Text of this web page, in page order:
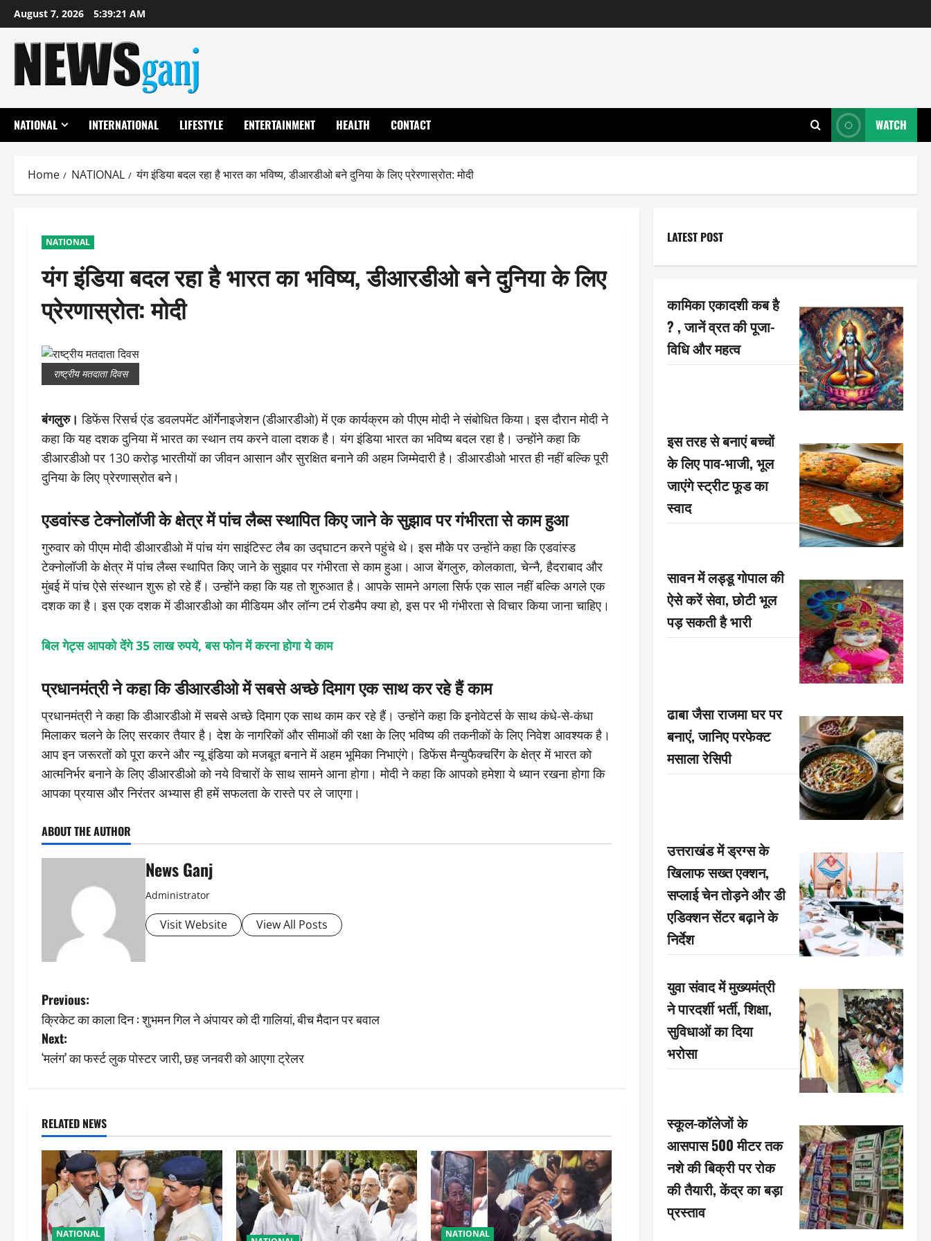
Skip
to
content
August 7, 2026 5:39:22 AM
NATIONAL INTERNATIONAL LIFESTYLE ENTERTAINMENT HEALTH CONTACT WATCH
Home NATIONAL यंग इंडिया बदल रहा है भारत का भविष्य, डीआरडीओ बने दुनिया के लिए प्रेरणास्रोत: मोदी
NATIONAL
यंग इंडिया बदल रहा है भारत का भविष्य, डीआरडीओ बने दुनिया के लिए
प्रेरणास्रोत: मोदी
राष्ट्रीय मतदाता दिवस
बंगलुरु। डिफेंस रिसर्च एंड डवलपमेंट ऑर्गेनाइजेशन (डीआरडीओ) में एक कार्यक्रम को पीएम मोदी ने संबोधित किया। इस दौरान मोदी ने
कहा कि यह दशक दुनिया में भारत का स्थान तय करने वाला दशक है। यंग इंडिया भारत का भविष्य बदल रहा है। उन्होंने कहा कि
डीआरडीओ पर 130 करोड़ भारतीयों का जीवन आसान और सुरक्षित बनाने की अहम जिम्मेदारी है। डीआरडीओ भारत ही नहीं बल्कि पूरी
दुनिया के लिए प्रेरणास्रोत बने।
एडवांस्ड टेक्नोलॉजी के क्षेत्र में पांच लैब्स स्थापित किए जाने के सुझाव पर गंभीरता से काम हुआ
गुरुवार को पीएम मोदी डीआरडीओ में पांच यंग साइंटिस्ट लैब का उद्घाटन करने पहुंचे थे। इस मौके पर उन्होंने कहा कि एडवांस्ड
टेक्नोलॉजी के क्षेत्र में पांच लैब्स स्थापित किए जाने के सुझाव पर गंभीरता से काम हुआ। आज बेंगलुरु, कोलकाता, चेन्नै, हैदराबाद और
मुंबई में पांच ऐसे संस्थान शुरू हो रहे हैं। उन्होंने कहा कि यह तो शुरुआत है। आपके सामने अगला सिर्फ एक साल नहीं बल्कि अगले एक
दशक का है। इस एक दशक में डीआरडीओ का मीडियम और लॉन्ग टर्म रोडमैप क्या हो, इस पर भी गंभीरता से विचार किया जाना चाहिए।
बिल गेट्स आपको देंगे 35 लाख रुपये, बस फोन में करना होगा ये काम
प्रधानमंत्री ने कहा कि डीआरडीओ में सबसे अच्छे दिमाग एक साथ कर रहे हैं काम
प्रधानमंत्री ने कहा कि डीआरडीओ में सबसे अच्छे दिमाग एक साथ काम कर रहे हैं। उन्होंने कहा कि इनोवेटर्स के साथ कंधे-से-कंधा
मिलाकर चलने के लिए सरकार तैयार है। देश के नागरिकों और सीमाओं की रक्षा के लिए भविष्य की तकनीकों के लिए निवेश आवश्यक है।
आप इन जरूरतों को पूरा करने और न्यू इंडिया को मजबूत बनाने में अहम भूमिका निभाएंगे। डिफेंस मैन्युफैक्चरिंग के क्षेत्र में भारत को
आत्मनिर्भर बनाने के लिए डीआरडीओ को नये विचारों के साथ सामने आना होगा। मोदी ने कहा कि आपको हमेशा ये ध्यान रखना होगा कि
आपका प्रयास और निरंतर अभ्यास ही हमें सफलता के रास्ते पर ले जाएगा।
ABOUT THE AUTHOR
News Ganj
Administrator
Visit Website View All Posts
P
o
s
n
a
v
i
Previous:
क्रिकेट का काला दिन : शुभमन गिल ने अंपायर को दी गालियां, बीच मैदान पर बवाल
Next:
‘मलंग’ का फर्स्ट लुक पोस्टर जारी, छह जनवरी को आएगा ट्रेलर
RELATED NEWS
NATIONAL NATIONAL
LATEST POST
कामिका एकादशी कब है
? , जानें व्रत की पूजा-
विधि और महत्व
इस तरह से बनाएं बच्चों
के लिए पाव-भाजी, भूल
जाएंगे स्ट्रीट फूड का
स्वाद
सावन में लड्डू गोपाल की
ऐसे करें सेवा, छोटी भूल
पड़ सकती है भारी
ढाबा जैसा राजमा घर पर
बनाएं, जानिए परफेक्ट
मसाला रेसिपी
उत्तराखंड में ड्रग्स के
खिलाफ सख्त एक्शन,
सप्लाई चेन तोड़ने और डी
एडिक्शन सेंटर बढ़ाने के
निर्देश
युवा संवाद में मुख्यमंत्री
ने पारदर्शी भर्ती, शिक्षा,
सुविधाओं का दिया
भरोसा
स्कूल-कॉलेजों के
आसपास 500 मीटर तक
नशे की बिक्री पर रोक
की तैयारी, केंद्र का बड़ा
प्रस्ताव